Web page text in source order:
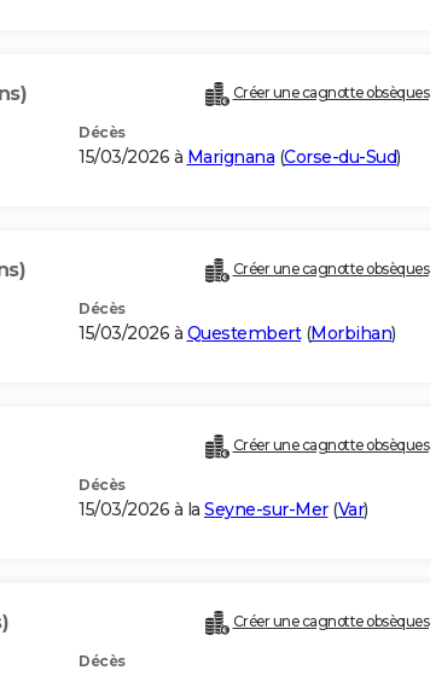
Créer une cagnotte obsèques
Décès
15/03/2026 à Marignana (Corse-du-Sud)
Créer une cagnotte obsèques
Décès
15/03/2026 à Questembert(Morbihan)
Créer une cagnotte obsèques
Décès
15/03/2026 à la Seyne-sur-Mer(Var)
Créer une cagnotte obsèques
Décès